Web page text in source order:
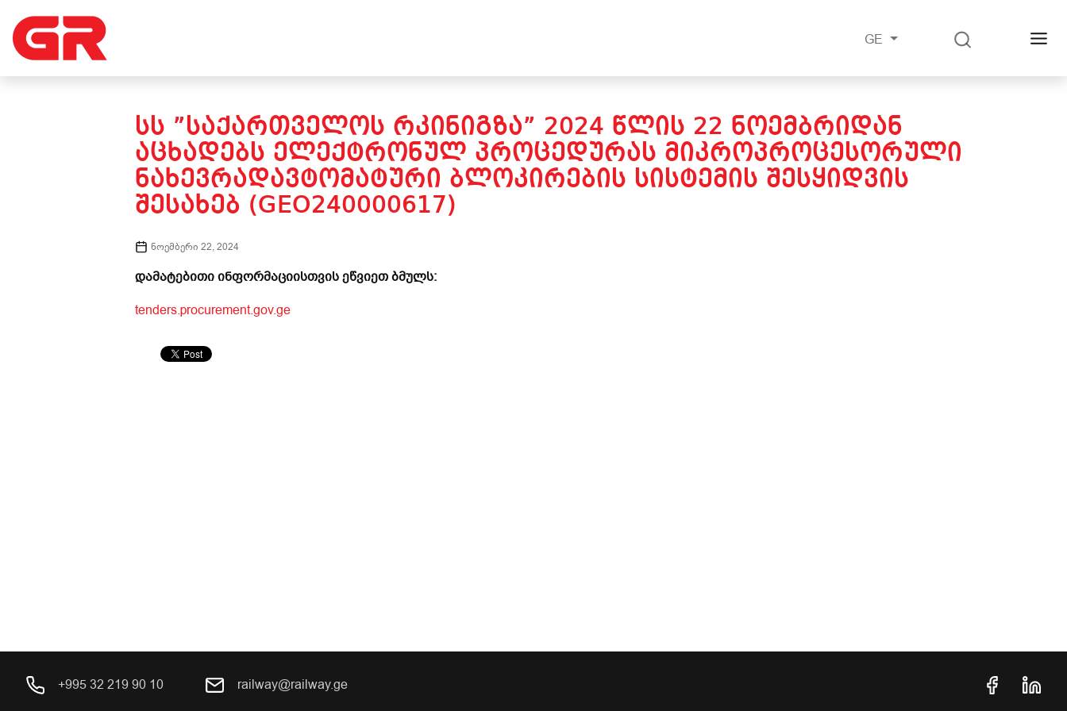
GE
ᲡᲡ ”ᲡᲐᲥᲐᲠᲗᲕᲔᲚᲝᲡ ᲠᲙᲘᲜᲘᲒᲖᲐ” 2024 ᲬᲚᲘᲡ 22 ᲜᲝᲔᲛᲑᲠᲘᲓᲐᲜ
ᲐᲪᲮᲐᲓᲔᲑᲡ ᲔᲚᲔᲥᲢᲠᲝᲜᲣᲚ ᲞᲠᲝᲪᲔᲓᲣᲠᲐᲡ ᲛᲘᲙᲠᲝᲞᲠᲝᲪᲔᲡᲝᲠᲣᲚᲘ
ᲜᲐᲮᲔᲕᲠᲐᲓᲐᲕᲢᲝᲛᲐᲢᲣᲠᲘ ᲑᲚᲝᲙᲘᲠᲔᲑᲘᲡ ᲡᲘᲡᲢᲔᲛᲘᲡ ᲨᲔᲡᲧᲘᲓᲕᲘᲡ
ᲨᲔᲡᲐᲮᲔᲑ (GEO240000617)
ნოემბერი 22, 2024
დამატებითი ინფორმაციისთვის ეწვიეთ ბმულს:
tenders.procurement.gov.ge
+995 32 219 90 10 railway@railway.ge